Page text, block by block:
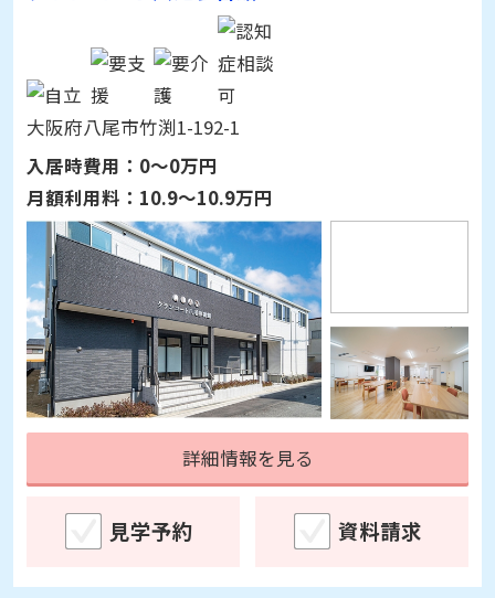
大阪府八尾市竹渕1-192-1
入居時費用：
0～0万円
月額利用料： 10.9～10.9万円
詳細情報を見る
見学予約